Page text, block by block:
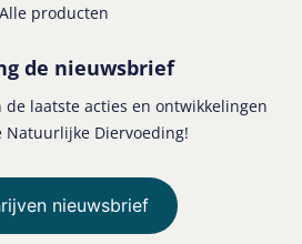
Alle producten
de nieuwsbrief
laatste acties en ontwikkelingen
Natuurlijke Diervoeding!
nieuwsbrief